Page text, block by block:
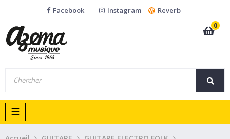
Facebook Instagram
Reverb
0
Basculer
la
navigation
☰